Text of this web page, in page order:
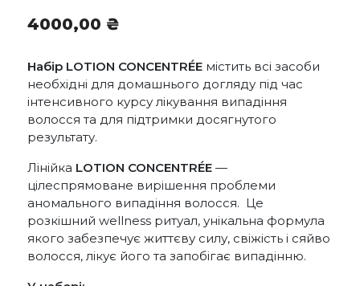
4000,00 ₴
Набір LOTION CONCENTRÉE містить всі засоби
необхідні для домашнього догляду під час
інтенсивного курсу лікування випадіння
волосся та для підтримки досягнутого
результату.
Лінійка LOTION CONCENTRÉE —
цілеспрямоване вирішення проблеми
аномального випадіння волосся. Це
розкішний wellness ритуал, унікальна формула
якого забезпечує життєву силу, свіжість і сяйво
волосся, лікує його та запобігає випадінню.